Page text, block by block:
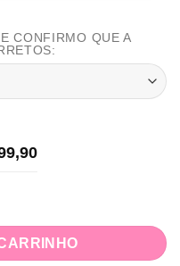
CONFIRMO QUE A